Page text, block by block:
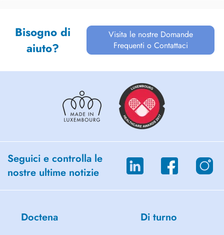
Bisogno di
aiuto?
Visita le nostre Domande
Frequenti o Contattaci
Seguici e controlla le
nostre ultime notizie
Doctena Di turno